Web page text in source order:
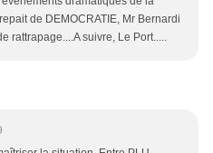
de DEMOCRATIE, Mr Bernardi
rattrapage....A suivre, Le Port.....